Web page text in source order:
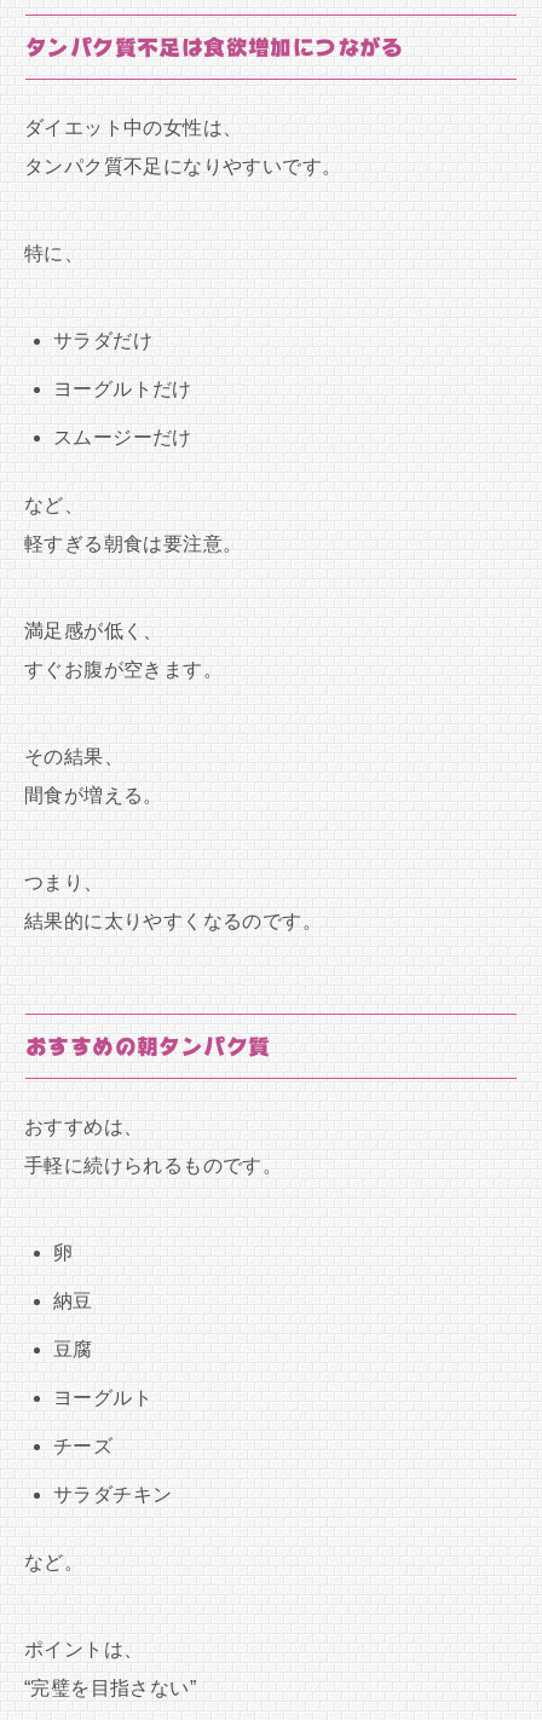
タンパク質不足は食欲増加につながる
ダイエット中の女性は、
タンパク質不足になりやすいです。
特に、
サラダだけ
ヨーグルトだけ
スムージーだけ
など、
軽すぎる朝食は要注意。
満足感が低く、
すぐお腹が空きます。
その結果、
間食が増える。
つまり、
結果的に太りやすくなるのです。
おすすめの朝タンパク質
おすすめは、
手軽に続けられるものです。
卵
納豆
豆腐
ヨーグルト
チーズ
サラダチキン
など。
ポイントは、
“完璧を目指さない”